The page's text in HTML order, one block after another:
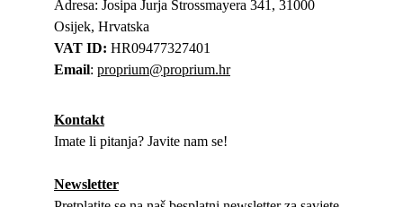
Kontakt
Imate li pitanja? Javite nam se!
Newsletter
Adresa: Josipa Jurja Strossmayera 341, 31000
Osijek, Hrvatska
VAT ID: HR09477327401
Email: proprium@proprium.hr